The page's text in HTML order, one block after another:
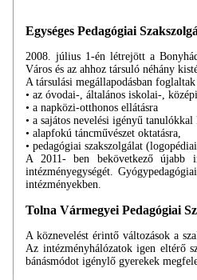
Egységes Pedagógiai
2008. július 1-én létrejött a
Város és az ahhoz társuló néhány
A társulási megállapodásban
• az óvodai-, általános iskolai-,
• a napközi-otthonos ellátásra
• a sajátos nevelési igényű
• alapfokú táncművészet oktatásra,
• pedagógiai szakszolgálat
A 2011- ben bekövetkező újabb
intézményegységét.
intézményekben.
Tolna Vármegyei Pedagógiai
A köznevelést érintő változások a
Az intézményhálózatok igen eltérő
bánásmódot igénylő gyerekek